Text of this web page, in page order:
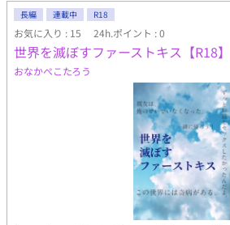
がみんなに嫌われており、今まで頑張っ
のないことに思え自暴自棄になり、会社
んな時胡散臭い笑顔の男、乾 大輝（いぬ
ある仕事に誘われる。 乾曰く、『一日一
お仕事です。』 それは一体どんな仕事な
か。 不安は数々あれど、仕事も住むと
田には男の差し出した手を握るしかな
説大賞にエントリーしています。
長編 連載中 R18
お気に入り : 15 24h.ポイント : 0
世界を滅ぼすファーストキス【R18】
おなかぺこたろう